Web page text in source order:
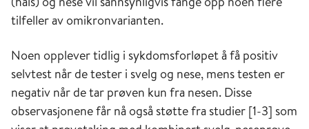
tilfeller av omikronvarianten.
Noen opplever tidlig i sykdomsforløpet å få positiv
selvtest når de tester i svelg og nese, mens testen er
negativ når de tar prøven kun fra nesen. Disse
observasjonene får nå også støtte fra studier [1-3] som